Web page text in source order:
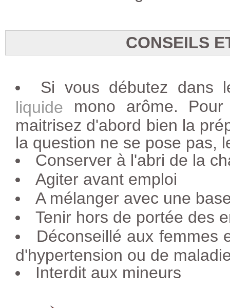
CONSEILS
Si vous débutez dans
liquide mono arôme.
maitrisez d'abord bien la
la question ne se pose pas,
Conserver à l'abri de la
Agiter avant emploi
A mélanger avec une
Tenir hors de portée des
Déconseillé aux femmes
d'hypertension ou de
Interdit aux mineurs